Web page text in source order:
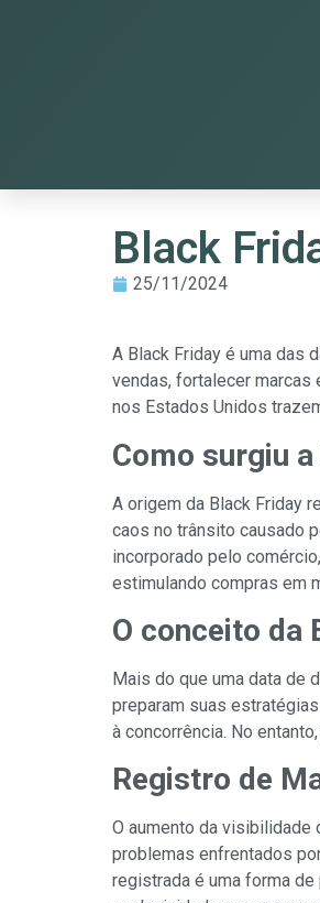
Black
25/11/2024
A Black Friday é uma das
vendas, fortalecer marcas
nos Estados Unidos
Como surgiu
A origem da Black Friday
caos no trânsito causado
incorporado pelo
estimulando compras em
O conceito da
Mais do que uma data de
preparam suas
à concorrência. No
Registro de
O aumento da visibilidade
problemas enfrentados
registrada é uma forma